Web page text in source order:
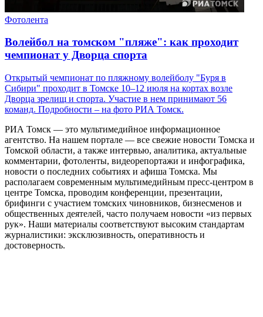
Фотолента
Волейбол на томском "пляже": как проходит
чемпионат у Дворца спорта
Открытый чемпионат по пляжному волейболу "Буря в
Сибири" проходит в Томске 10–12 июля на кортах возле
Дворца зрелищ и спорта. Участие в нем принимают 56
команд. Подробности – на фото РИА Томск.
РИА Томск — это мультимедийное информационное
агентство. На нашем портале — все свежие новости Томска и
Томской области, а также интервью, аналитика, актуальные
комментарии, фотоленты, видеорепортажи и инфографика,
новости о последних событиях и афиша Томска. Мы
располагаем современным мультимедийным пресс-центром в
центре Томска, проводим конференции, презентации,
брифинги с участием томских чиновников, бизнесменов и
общественных деятелей, часто получаем новости «из первых
рук». Наши материалы соответствуют высоким стандартам
журналистики: эксклюзивность, оперативность и
достоверность.